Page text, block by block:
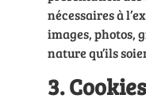
nécessaires à
images, photos,
nature qu’ils
3. Cookies